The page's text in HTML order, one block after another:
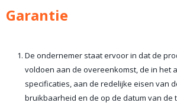
Garantie
De ondernemer staat ervoor in dat de
voldoen aan de overeenkomst, de in het
specificaties, aan de redelijke eisen van
bruikbaarheid en de op de datum van de